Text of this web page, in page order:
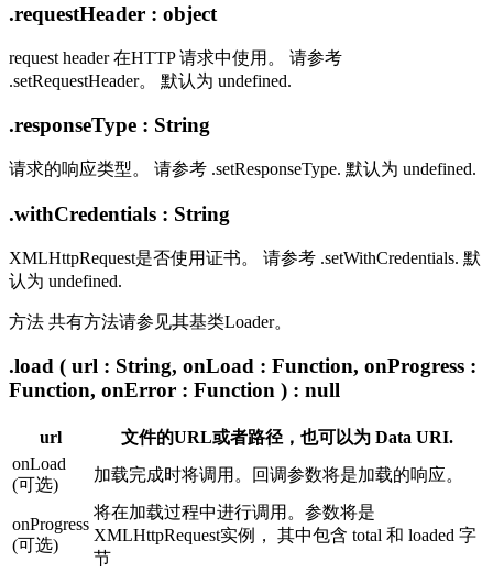
.requestHeader : object
request header 在HTTP 请求中使用。 请参考
.setRequestHeader。 默认为 undefined.
.responseType : String
请求的响应类型。 请参考 .setResponseType. 默认为 undefined.
.withCredentials : String
XMLHttpRequest是否使用证书。 请参考 .setWithCredentials. 默
认为 undefined.
方法 共有方法请参见其基类Loader。
.load ( url : String, onLoad : Function, onProgress :
Function, onError : Function ) : null
url
文件的URL或者路径，也可以为 Data URI.
onLoad
(可选)
加载完成时将调用。回调参数将是加载的响应。
onProgress
(可选)
将在加载过程中进行调用。参数将是
XMLHttpRequest实例， 其中包含 total 和 loaded 字
节